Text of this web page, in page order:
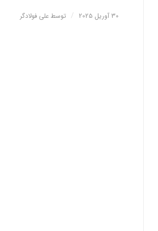
30 آوریل 2025 / توسطعلی فولادگر